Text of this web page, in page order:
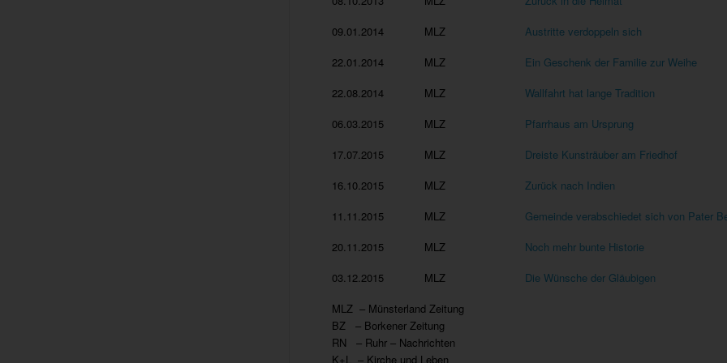
09.01.2014
MLZ
Austritte verdoppeln sich
22.01.2014
MLZ
Ein Geschenk der Familie zur Weihe
22.08.2014
MLZ
Wallfahrt hat lange Tradition
06.03.2015
MLZ
Pfarrhaus am Ursprung
17.07.2015
MLZ
Dreiste Kunsträuber am Friedhof
16.10.2015
MLZ
Zurück nach Indien
11.11.2015
MLZ
Gemeinde verabschiedet sich von Pater
20.11.2015
MLZ
Noch mehr bunte Historie
03.12.2015
MLZ
Die Wünsche der Gläubigen
MLZ – Münsterland Zeitung
BZ – Borkener Zeitung
RN – Ruhr – Nachrichten
K+L – Kirche und Leben